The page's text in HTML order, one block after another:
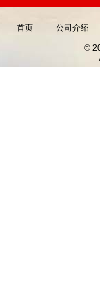
首页 公司介绍
©